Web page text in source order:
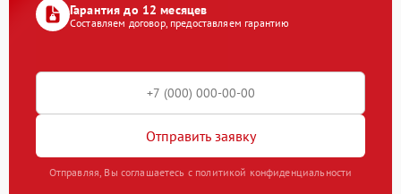
Гарантия до 12 месяцев
Составляем договор, предоставляем гарантию
Отправить заявку
Отправляя, Вы соглашаетесь с политикой конфиденциальности